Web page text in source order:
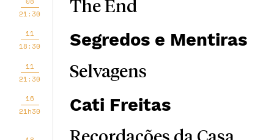
21:30
The End
11
18:30
Segredos e Mentiras
11
21:30
Selvagens
16
21h30
Cati Freitas